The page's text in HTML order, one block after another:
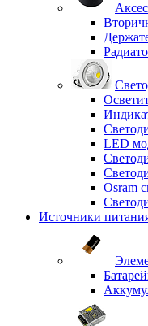
LED
Osram
Источники